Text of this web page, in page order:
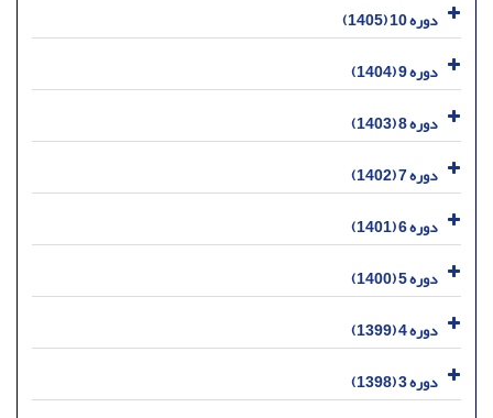
دوره 10 (1405)
دوره 9 (1404)
دوره 8 (1403)
دوره 7 (1402)
دوره 6 (1401)
دوره 5 (1400)
دوره 4 (1399)
دوره 3 (1398)